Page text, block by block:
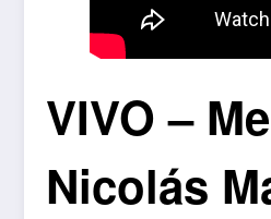
VIVO –
Nicolás